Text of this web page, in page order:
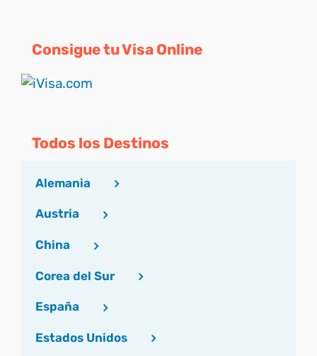
Consigue tu Visa Online
Todos los Destinos
Alemania
Austria
China
Corea del Sur
España
Estados Unidos